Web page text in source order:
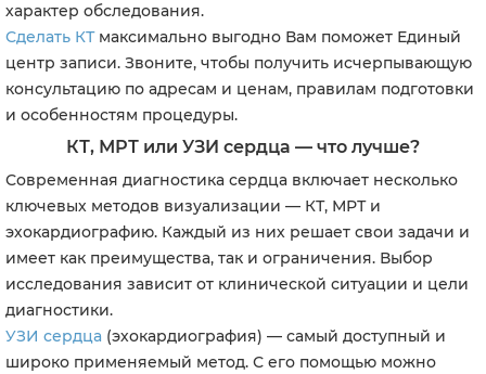
характер обследования.
Сделать КТмаксимально выгодно Вам поможет Единый
центр записи. Звоните, чтобы получить исчерпывающую
консультацию по адресам и ценам, правилам подготовки
и особенностям процедуры.
КТ, МРТ или УЗИ сердца — что лучше?
Современная диагностика сердца включает несколько
ключевых методов визуализации — КТ, МРТ и
эхокардиографию. Каждый из них решает свои задачи и
имеет как преимущества, так и ограничения. Выбор
исследования зависит от клинической ситуации и цели
диагностики.
УЗИ сердца (эхокардиография) — самый доступный и
широко применяемый метод. С его помощью можно